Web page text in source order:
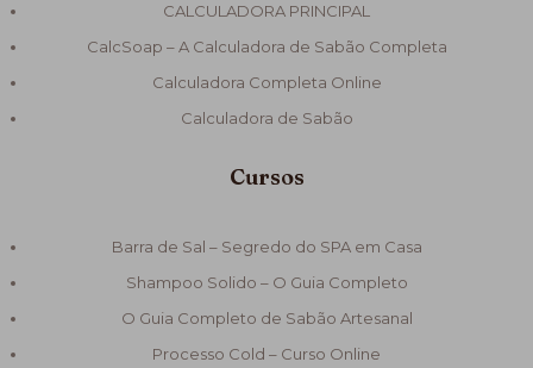
CALCULADORA PRINCIPAL
CalcSoap – A Calculadora de Sabão Completa
Calculadora Completa Online
Calculadora de Sabão
Cursos
Barra de Sal – Segredo do SPA em Casa
Shampoo Solido – O Guia Completo
O Guia Completo de Sabão Artesanal
Processo Cold – Curso Online